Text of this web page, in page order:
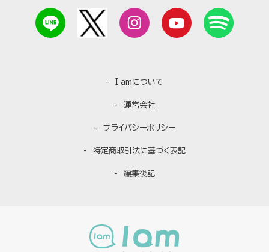
I amについて
運営会社
プライバシーポリシー
特定商取引法に基づく表記
編集後記